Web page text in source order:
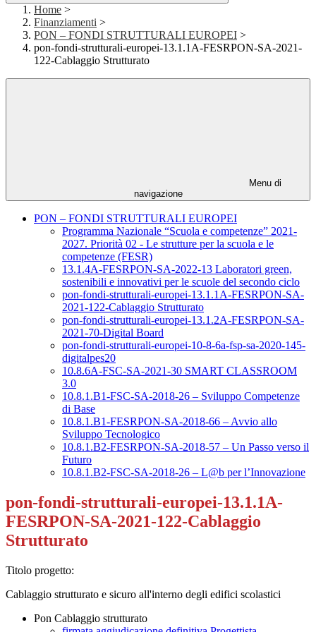
Home >
Finanziamenti >
PON – FONDI STRUTTURALI EUROPEI >
pon-fondi-strutturali-europei-13.1.1A-FESRPON-SA-2021-
122-Cablaggio Strutturato
Menu di
navigazione
PON – FONDI STRUTTURALI EUROPEI
Programma Nazionale “Scuola e competenze” 2021-
2027. Priorità 02 - Le strutture per la scuola e le
competenze (FESR)
13.1.4A-FESRPON-SA-2022-13 Laboratori green,
sostenibili e innovativi per le scuole del secondo ciclo
pon-fondi-strutturali-europei-13.1.1A-FESRPON-SA-
2021-122-Cablaggio Strutturato
pon-fondi-strutturali-europei-13.1.2A-FESRPON-SA-
2021-70-Digital Board
pon-fondi-strutturali-europei-10-8-6a-fsp-sa-2020-145-
digitalpes20
10.8.6A-FSC-SA-2021-30 SMART CLASSROOM
3.0
10.8.1.B1-FSC-SA-2018-26 – Sviluppo Competenze
di Base
10.8.1.B1-FESRPON-SA-2018-66 – Avvio allo
Sviluppo Tecnologico
10.8.1.B2-FESRPON-SA-2018-57 – Un Passo verso il
Futuro
10.8.1.B2-FSC-SA-2018-26 – L@b per l’Innovazione
pon-fondi-strutturali-europei-13.1.1A-
FESRPON-SA-2021-122-Cablaggio
Strutturato
Titolo progetto:
Cablaggio strutturato e sicuro all'interno degli edifici scolastici
Pon Cablaggio strutturato